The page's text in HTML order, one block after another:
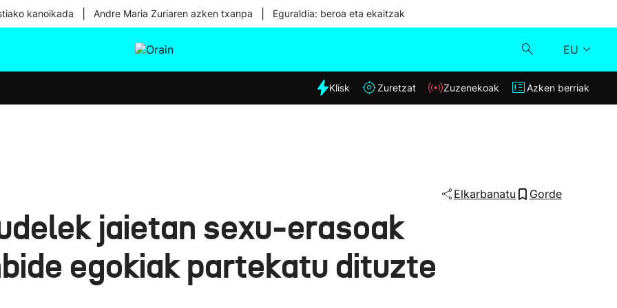
kanoikada Andre Maria Zuriaren azken txanpa Eguraldia: beroa eta ekaitzak
EU
Eguraldia
Klisk
Klisk Zuretzat Zuzenekoak Azken berriak
Elkarbanatu Gorde
jaietan sexu-erasoak
egokiak partekatu dituzte